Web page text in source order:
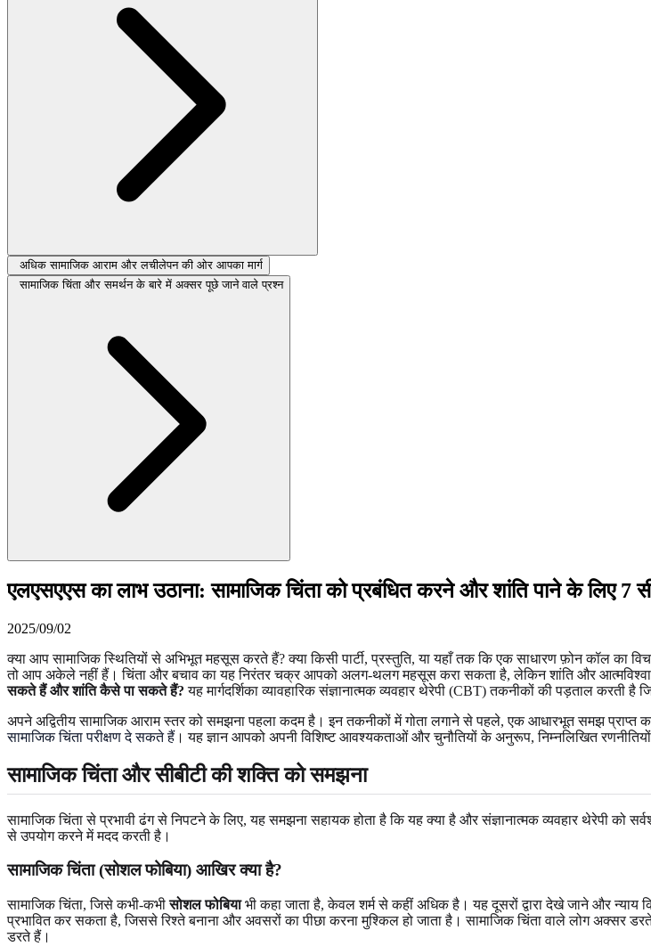
अधिक सामाजिक आराम और लचीलेपन की ओर आपका मार्ग
सामाजिक चिंता और समर्थन के बारे में अक्सर पूछे जाने वाले प्रश्न
एलएसएएस का लाभ उठाना: सामाजिक चिंता को प्रबंधित करने और शांति पाने के लिए 7
2025/09/02
क्या आप सामाजिक स्थितियों से अभिभूत महसूस करते हैं? क्या किसी पार्टी, प्रस्तुति, या यहाँ तक कि एक साधारण फ़ोन कॉल का
तो आप अकेले नहीं हैं। चिंता और बचाव का यह निरंतर चक्र आपको अलग-थलग महसूस करा सकता है, लेकिन शांति और आत्मविश्वास
सकते हैं और शांति कैसे पा सकते हैं? यह मार्गदर्शिका व्यावहारिक संज्ञानात्मक व्यवहार थेरेपी (CBT) तकनीकों की पड़ताल
अपने अद्वितीय सामाजिक आराम स्तर को समझना पहला कदम है। इन तकनीकों में गोता लगाने से पहले, एक आधारभूत समझ
सामाजिक चिंता परीक्षण दे सकते हैं । यह ज्ञान आपको अपनी विशिष्ट आवश्यकताओं और चुनौतियों के अनुरूप, निम्नलिखित
सामाजिक चिंता और सीबीटी की शक्ति को समझना
सामाजिक चिंता से प्रभावी ढंग से निपटने के लिए, यह समझना सहायक होता है कि यह क्या है और संज्ञानात्मक व्यवहार थेरेपी को
से उपयोग करने में मदद करती है।
सामाजिक चिंता (सोशल फोबिया) आखिर क्या है?
सामाजिक चिंता, जिसे कभी-कभीसोशल फोबियाभी कहा जाता है, केवल शर्म से कहीं अधिक है। यह दूसरों द्वारा देखे जाने और न्याय
प्रभावित कर सकता है, जिससे रिश्ते बनाना और अवसरों का पीछा करना मुश्किल हो जाता है। सामाजिक चिंता वाले लोग अक्सर
डरते हैं।